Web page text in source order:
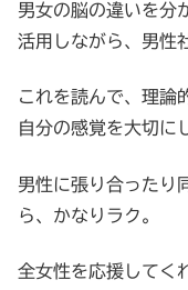
男女の脳の違いを分
活用しながら、男性
これを読んで、理論
自分の感覚を大切に
男性に張り合ったり
ら、かなりラク。
全女性を応援してく